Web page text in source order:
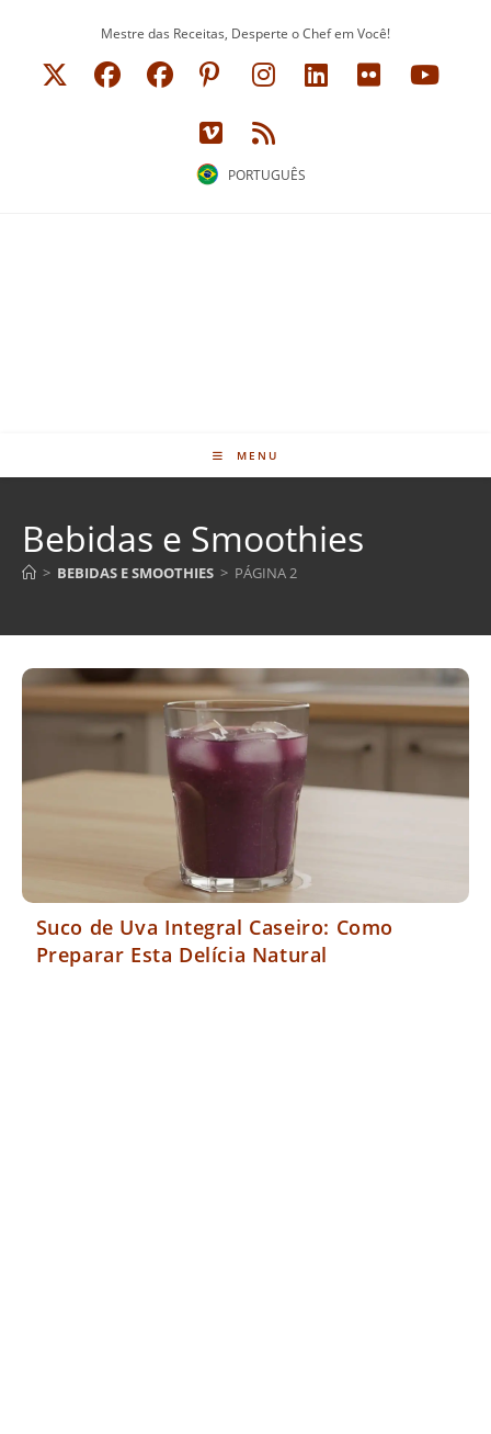
Mestre das Receitas, Desperte o Chef em Você!
PORTUGUÊS
MENU
Bebidas e Smoothies
> BEBIDAS E SMOOTHIES > PÁGINA 2
Suco de Uva Integral Caseiro: Como
Preparar Esta Delícia Natural